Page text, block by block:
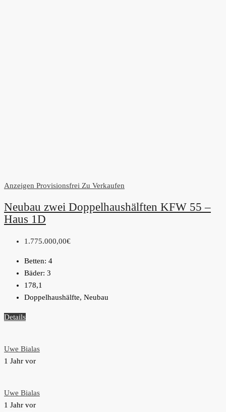
Anzeigen Provisionsfrei Zu Verkaufen
Neubau zwei Doppelhaushälften KFW 55 –
Haus 1D
1.775.000,00€
Betten: 4
Bäder: 3
178,1
Doppelhaushälfte, Neubau
Details
Uwe Bialas
1 Jahr vor
Uwe Bialas
1 Jahr vor